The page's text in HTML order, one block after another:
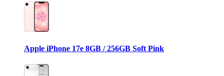
Apple iPhone 17e 8GB / 256GB Soft Pink